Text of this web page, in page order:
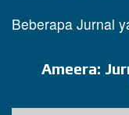
Beberapa Jurnal
Ameera: